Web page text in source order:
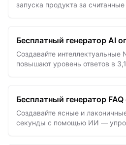
запуска продукта за
Бесплатный генератор AI
Создавайте интеллектуальные
повышают уровень ответов в
Бесплатный генератор
Создавайте ясные и
секунды с помощью ИИ —